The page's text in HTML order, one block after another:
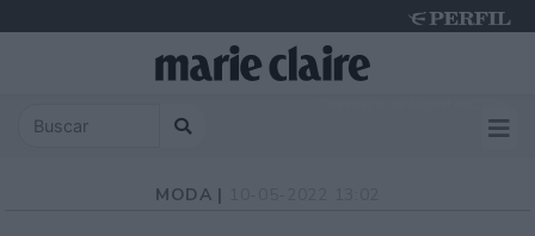
MODA |